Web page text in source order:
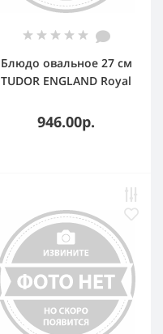
Блюдо овальное 27 см
TUDOR ENGLAND Royal
946.00р.